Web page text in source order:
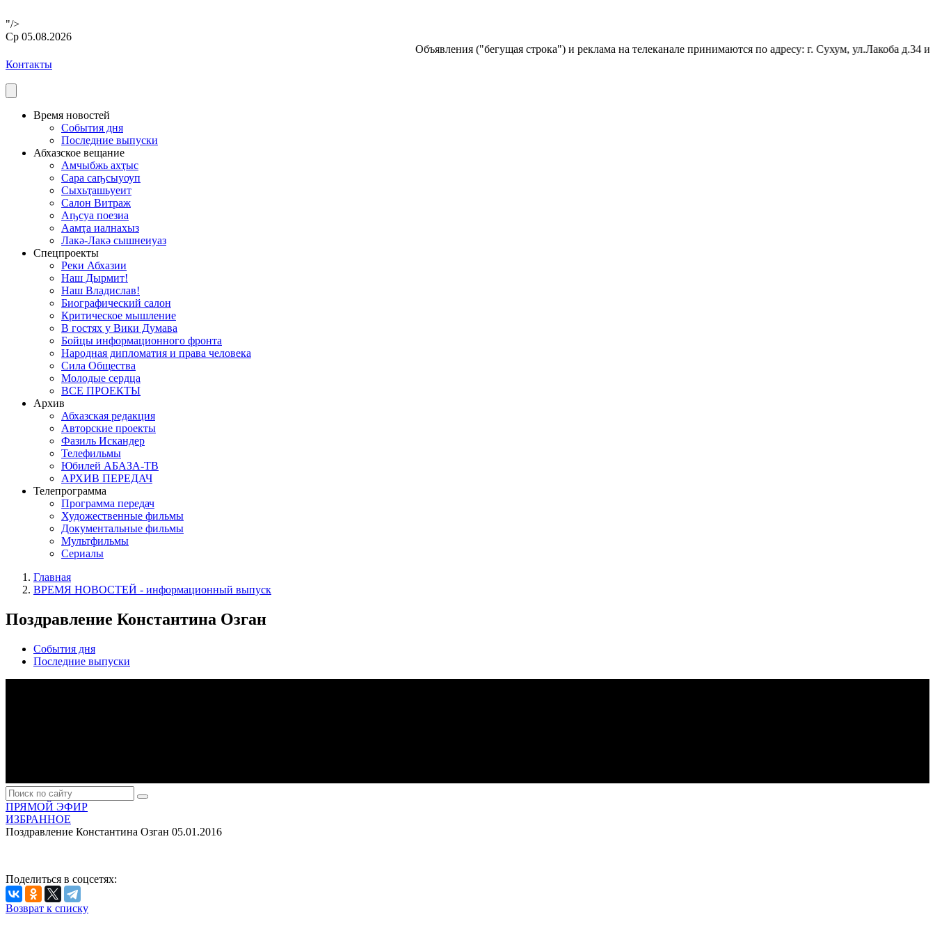
"/>
Ср 05.08.2026
Объявления ("бегущая строка") и реклама на телеканале принимаются по адресу: г. Сухум, ул.Лакоба д.34
Контакты
Время новостей
События дня
Последние выпуски
Абхазское вещание
Амчыбжь ахҭыс
Сара саҧсыуоуп
Сыхьҭашьуеит
Салон Витраж
Аҧсуа поезиа
Аамҭа иалнахыз
Лакә-Лакә сышнеиуаз
Спецпроекты
Реки Абхазии
Наш Дырмит!
Наш Владислав!
Биографический салон
Критическое мышление
В гостях у Вики Думава
Бойцы информационного фронта
Народная дипломатия и права человека
Сила Общества
Молодые сердца
ВСЕ ПРОЕКТЫ
Архив
Абхазская редакция
Авторские проекты
Фазиль Искандер
Телефильмы
Юбилей АБАЗА-ТВ
АРХИВ ПЕРЕДАЧ
Телепрограмма
Программа передач
Художественные фильмы
Документальные фильмы
Мультфильмы
Сериалы
Главная
ВРЕМЯ НОВОСТЕЙ - информационный выпуск
Поздравление Константина Озган
События дня
Последние выпуски
ПРЯМОЙ ЭФИР
ИЗБРАННОЕ
Поздравление Константина Озган 05.01.2016
Поделиться в соцсетях:
Возврат к списку